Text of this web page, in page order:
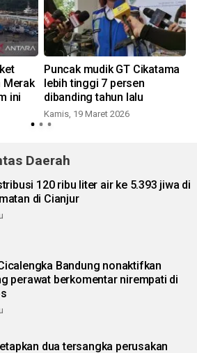
Merak
ini
Puncak mudik GT Cikatama
lebih tinggi 7 persen
dibanding tahun lalu
Kamis, 19 Maret 2026
Daerah
120 ribu liter air ke 5.393 jiwa di
di Cianjur
Bandung nonaktifkan
perawat berkomentar nirempati di
dua tersangka perusakan